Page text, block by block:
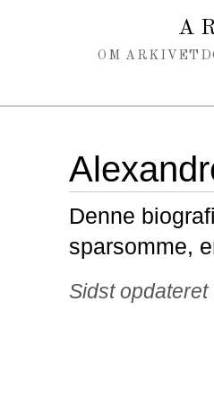
OM ARKIVET
Denne
sparsomme,
Sidst